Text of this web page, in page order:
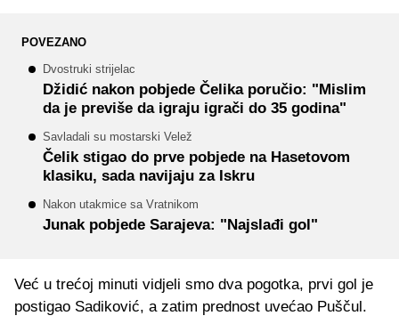
POVEZANO
Dvostruki strijelac
Džidić nakon pobjede Čelika poručio: "Mislim
da je previše da igraju igrači do 35 godina"
Savladali su mostarski Velež
Čelik stigao do prve pobjede na Hasetovom
klasiku, sada navijaju za Iskru
Nakon utakmice sa Vratnikom
Junak pobjede Sarajeva: "Najslađi gol"
Već u trećoj minuti vidjeli smo dva pogotka, prvi gol je
postigao Sadiković, a zatim prednost uvećao Puščul.